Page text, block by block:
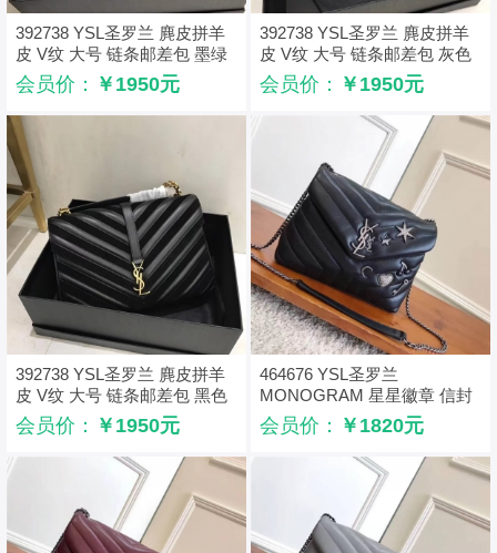
392738 YSL圣罗兰 麂皮拼羊
皮 V纹 大号 链条邮差包 墨绿
色
会员价： ￥1950元
392738 YSL圣罗兰 麂皮拼羊
皮 V纹 大号 链条邮差包 灰色
会员价： ￥1950元
392738 YSL圣罗兰 麂皮拼羊
皮 V纹 大号 链条邮差包 黑色
会员价： ￥1950元
464676 YSL圣罗兰
MONOGRAM 星星徽章 信封
包 前翻盖 链条包 黑色
会员价： ￥1820元